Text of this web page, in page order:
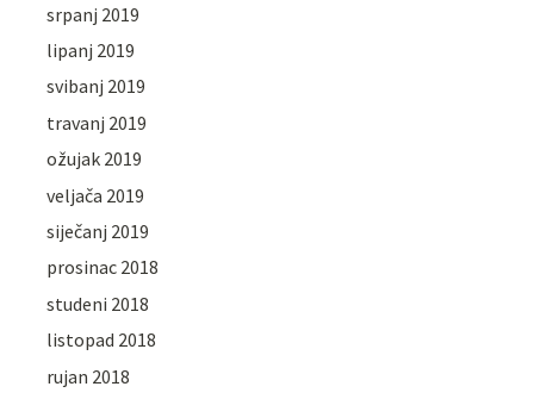
srpanj 2019
lipanj 2019
svibanj 2019
travanj 2019
ožujak 2019
veljača 2019
siječanj 2019
prosinac 2018
studeni 2018
listopad 2018
rujan 2018